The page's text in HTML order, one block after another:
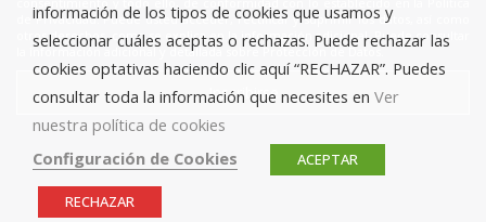
de Privacidad. Puede usted acceder, rectificar y suprimir los datos, así como
otros derechos, como se explica en la información adicional. Puede consultar
la información adicional y detallada sobre Protección de Datos.
información de los tipos de cookies que usamos y
seleccionar cuáles aceptas o rechazas. Puede rechazar las
cookies optativas haciendo clic aquí “RECHAZAR”. Puedes
consultar toda la información que necesites en Ver
nuestra política de cookies
Configuración de Cookies
ACEPTAR
RECHAZAR